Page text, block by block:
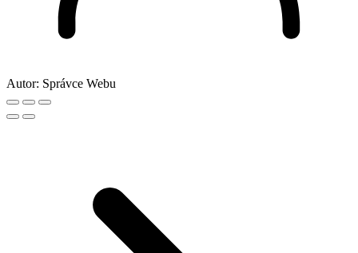
Autor: Správce Webu